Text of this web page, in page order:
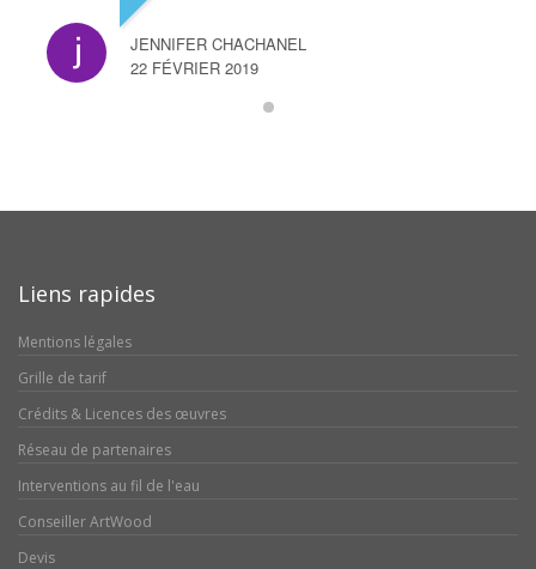
JENNIFER CHACHANEL
22 FÉVRIER 2019
Liens rapides
Mentions légales
Grille de tarif
Crédits & Licences des œuvres
Réseau de partenaires
Interventions au fil de l'eau
Conseiller ArtWood
Devis